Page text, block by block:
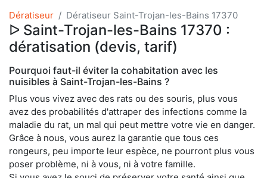
Dératiseur Dératiseur Saint-Trojan-les-Bains 17370
ᐅ Saint-Trojan-les-Bains 17370 :
dératisation (devis, tarif)
Pourquoi faut-il éviter la cohabitation avec les
nuisibles à Saint-Trojan-les-Bains ?
Plus vous vivez avec des rats ou des souris, plus vous
avez des probabilités d'attraper des infections comme la
maladie du rat, un mal qui peut mettre votre vie en danger.
Grâce à nous, vous aurez la garantie que tous ces
rongeurs, peu importe leur espèce, ne pourront plus vous
poser problème, ni à vous, ni à votre famille.